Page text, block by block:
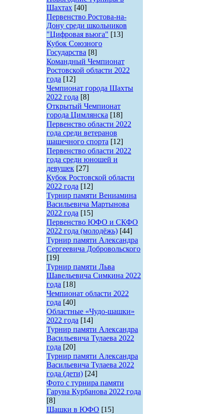
Шахтах [40]
Первенство Ростова-на-
Дону среди школьников
"Цифровая вьюга" [13]
Кубок Союзного
Государства [8]
Командный Чемпионат
Ростовской области 2022
года [12]
Чемпионат города Шахты
2022 года [8]
Открытый Чемпионат
города Цимлянска [18]
Первенство области 2022
года среди ветеранов
шашечного спорта [12]
Первенство области 2022
года среди юношей и
девушек [27]
Кубок Ростовской области
2022 года [12]
Турнир памяти Вениамина
Васильевича Мартынова
2022 года [15]
Первенство ЮФО и СКФО
2022 года (молодёжь) [44]
Турнир памяти Александра
Сергеевича Добровольского
[19]
Турнир памяти Льва
Шавельевича Симкина 2022
года [18]
Чемпионат области 2022
года [40]
Областные «Чудо-шашки»
2022 года [14]
Турнир памяти Александра
Васильевича Тулаева 2022
года [20]
Турнир памяти Александра
Васильевича Тулаева 2022
года (дети) [24]
Фото с турнира памяти
Гаруна Курбанова 2022 года
[8]
Шашки в ЮФО [15]